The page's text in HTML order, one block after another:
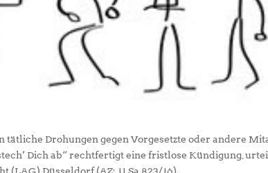
tätliche Drohungen gegen Vorgesetzte oder andere
Dich ab“ rechtfertigt eine fristlose Kündigung,
(LAG) Düsseldorf (AZ: 11 Sa 823/16).